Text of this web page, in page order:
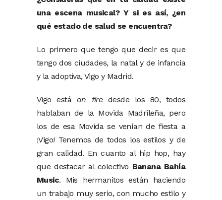
una escena musical? Y si es así, ¿en
qué estado de salud se encuentra?
Lo primero que tengo que decir es que
tengo dos ciudades, la natal y de infancia
y la adoptiva, Vigo y Madrid.
Vigo está on firedesde los 80, todos
hablaban de la Movida Madrileña, pero
los de esa Movida se venían de fiesta a
¡Vigo! Tenemos de todos los estilos y de
gran calidad. En cuanto al hip hop, hay
que destacar al colectivo Banana Bahía
Music. Mis hermanitos están haciendo
un trabajo muy serio, con mucho estilo y